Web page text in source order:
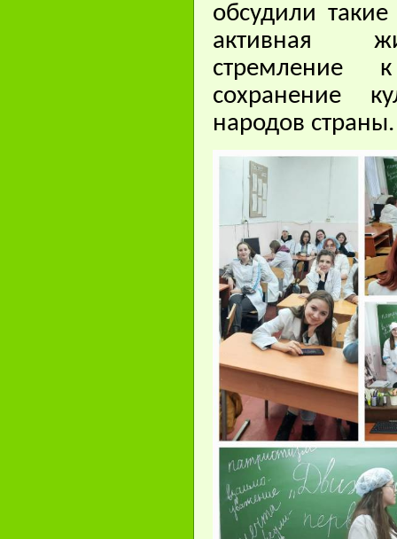
обсудили
активная
стремление
сохранение
народов страны.